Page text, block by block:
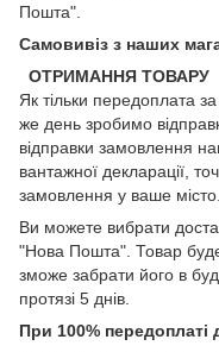
Пошта".
Самовивіз з наших
ОТРИМАННЯ ТОВАРУ
Як тільки передоплата
же день зробимо
відправки замовлення
вантажної декларації,
замовлення у ваше місто.
Ви можете вибрати
"Нова Пошта". Товар
зможе забрати його в
протязі 5 днів.
При 100%